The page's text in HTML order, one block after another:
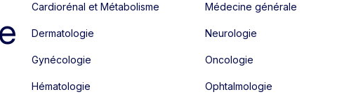
Cardiorénal et Métabolisme
Dermatologie
Gynécologie
Hématologie
Médecine générale
Neurologie
Oncologie
Ophtalmologie